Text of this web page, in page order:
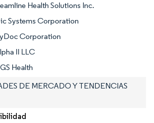
Health Solutions Inc.
Systems Corporation
Corporation
II LLC
Health
DE MERCADO Y TENDENCIAS